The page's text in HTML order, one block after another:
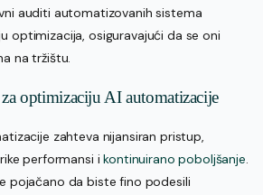
auditi automatizovanih sistema
optimizacija, osiguravajući da se oni
na tržištu.
optimizaciju AI automatizacije
zahteva nijansiran pristup,
performansi ikontinuirano poboljšanje.
pojačano da biste fino podesili